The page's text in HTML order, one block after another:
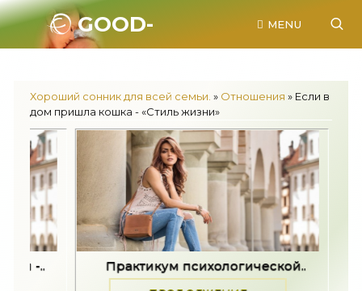
GOOD-
MENU
Хороший сонник для всей семьи. » Отношения » Если в
дом пришла кошка - «Стиль жизни»
Практикум психологической.. Как